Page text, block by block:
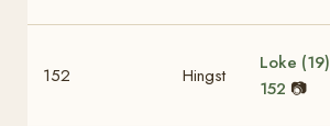
152 Hingst
Loke (19)
152 📷